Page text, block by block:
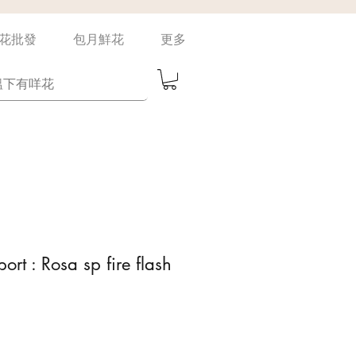
批發 包月鮮花 更多
: Rosa sp fire flash